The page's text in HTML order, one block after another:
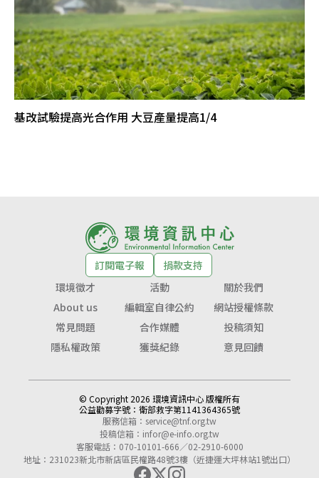
基改試驗提高光合作用 大豆產量提高1/4
訂閱電子報
捐款支持
環境徵才
活動
關於我們
About us
編輯室自律公約
網站授權條款
常見問題
合作媒體
投稿須知
隱私權政策
獲獎紀錄 意見回饋
© Copyright 2026 環境資訊中心 版權所有
公益勸募字號： 衛部救字第1141364365號
服務信箱： service@tnf.org.tw
投稿信箱： infor@e-info.org.tw
客服電話：070-10101-666／02-2910-6000
地址：231023新北市新店區民權路48號3樓（近捷運大坪林站1號出口）